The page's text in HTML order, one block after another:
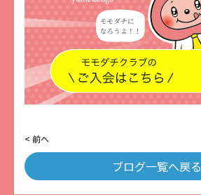
< 前へ
ブログ一覧へ戻る